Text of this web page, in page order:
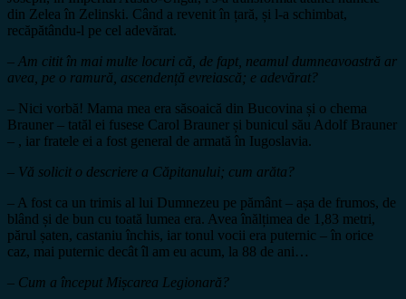
din Zelea în Zelinski. Când a revenit în țară, și l-a schimbat,
recăpătându-l pe cel adevărat.
– Am citit în mai multe locuri că, de fapt, neamul dumneavoastră ar
avea, pe o ramură, ascendență evreiască; e adevărat?
– Nici vorbă! Mama mea era săsoaică din Bucovina și o chema
Brauner – tatăl ei fusese Carol Brauner și bunicul său Adolf Brauner
– , iar fratele ei a fost general de armată în Iugoslavia.
– Vă solicit o descriere a Căpitanului; cum arăta?
– A fost ca un trimis al lui Dumnezeu pe pământ – așa de frumos, de
blând și de bun cu toată lumea era. Avea înălțimea de 1,83 metri,
părul șaten, castaniu închis, iar tonul vocii era puternic – în orice
caz, mai puternic decât îl am eu acum, la 88 de ani…
– Cum a început Mișcarea Legionară?